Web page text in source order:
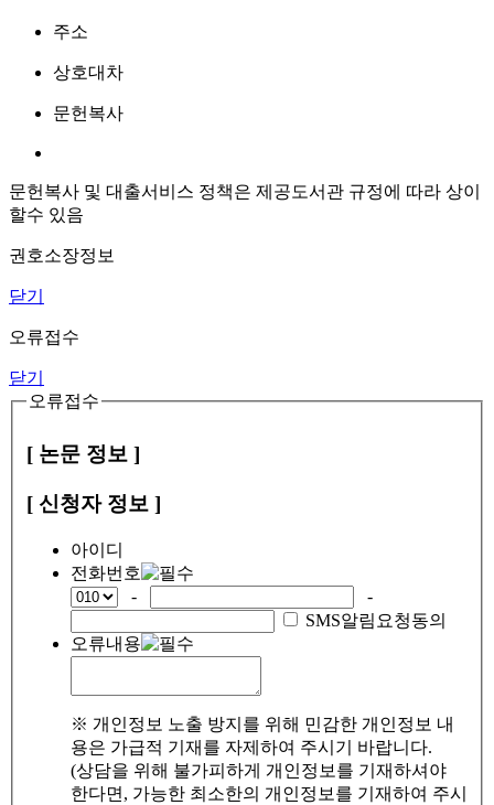
주소
상호대차
문헌복사
문헌복사 및 대출서비스 정책은 제공도서관 규정에 따라 상이
할수 있음
권호소장정보
닫기
오류접수
닫기
오류접수
[ 논문 정보 ]
[ 신청자 정보 ]
아이디
전화번호
-
-
SMS알림요청동의
오류내용
※ 개인정보 노출 방지를 위해 민감한 개인정보 내
용은 가급적 기재를 자제하여 주시기 바랍니다.
(상담을 위해 불가피하게 개인정보를 기재하셔야
한다면, 가능한 최소한의 개인정보를 기재하여 주시